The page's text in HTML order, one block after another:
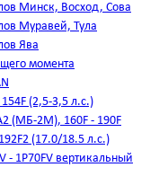
Минск, Восход, Сова
Муравей, Тула
Ява
момента
(2,5-3,5 л.с.)
(МБ-2М), 160F - 190F
(17.0/18.5 л.с.)
- 1Р70FV вертикальный